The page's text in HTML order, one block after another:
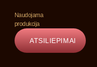
Naudojama
produkcija
ATSILIEPIMAI